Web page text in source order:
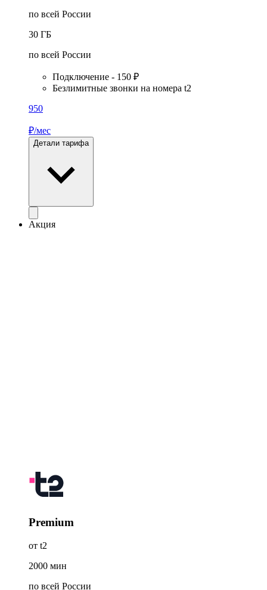
по всей России
30 ГБ
по всей России
Подключение - 150 ₽
Безлимитные звонки на номера t2
950
₽/мес
Детали тарифа
Акция
Premium
от t2
2000 мин
по всей России